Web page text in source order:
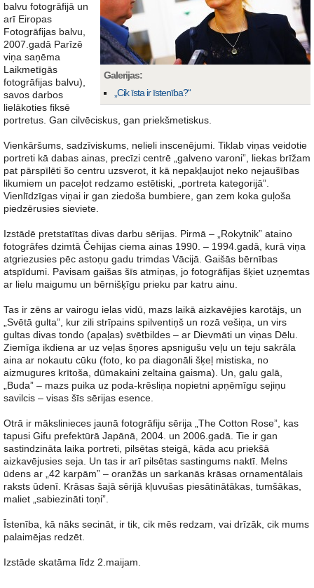
Galerijas:
„Cik īsta ir īstenība?“
balvu fotogrāfijā un
arī Eiropas
Fotogrāfijas balvu,
2007.gadā Parīzē
viņa saņēma
Laikmetīgās
fotogrāfijas balvu),
savos darbos
lielākoties fiksē
portretus. Gan cilvēciskus, gan priekšmetiskus.
Vienkāršums, sadzīviskums, nelieli inscenējumi. Tiklab viņas veidotie
portreti kā dabas ainas, precīzi centrē „galveno varoni”, liekas brīžam
pat pārspīlēti šo centru uzsverot, it kā nepakļaujot neko nejaušības
likumiem un paceļot redzamo estētiski, „portreta kategorijā”.
Vienlīdzīgas viņai ir gan ziedoša bumbiere, gan zem koka guļoša
piedzērusies sieviete.
Izstādē pretstatītas divas darbu sērijas. Pirmā – „Rokytnik” ataino
fotogrāfes dzimtā Čehijas ciema ainas 1990. – 1994.gadā, kurā viņa
atgriezusies pēc astoņu gadu trimdas Vācijā. Gaišās bērnības
atspīdumi. Pavisam gaišas šīs atmiņas, jo fotogrāfijas šķiet uzņemtas
ar lielu maigumu un bērnišķīgu prieku par katru ainu.
Tas ir zēns ar vairogu ielas vidū, mazs laikā aizkavējies karotājs, un
„Svētā gulta”, kur zili strīpains spilventiņš un rozā vešiņa, un virs
gultas divas tondo (apaļas) svētbildes – ar Dievmāti un viņas Dēlu.
Ziemīga ikdiena ar uz veļas šņores apsnigušu veļu un teju sakrāla
aina ar nokautu cūku (foto, ko pa diagonāli šķeļ mistiska, no
aizmugures krītoša, dūmakaini zeltaina gaisma). Un, galu galā,
„Buda” – mazs puika uz poda-krēsliņa nopietni apņēmīgu sejiņu
savilcis – visas šīs sērijas esence.
Otrā ir mākslinieces jaunā fotogrāfiju sērija „The Cotton Rose”, kas
tapusi Gifu prefektūrā Japānā, 2004. un 2006.gadā. Tie ir gan
sastindzināta laika portreti, pilsētas steigā, kāda acu priekšā
aizkavējusies seja. Un tas ir arī pilsētas sastingums naktī. Melns
ūdens ar „42 karpām” – oranžās un sarkanās krāsas ornamentālais
raksts ūdenī. Krāsas šajā sērijā kļuvušas piesātinātākas, tumšākas,
maliet „sabiezināti toņi”.
Īstenība, kā nāks secināt, ir tik, cik mēs redzam, vai drīzāk, cik mums
palaimējas redzēt.
Izstāde skatāma līdz 2.maijam.